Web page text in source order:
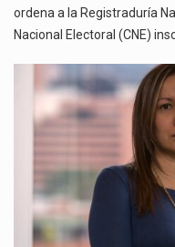
ordena a la Registraduría
Nacional Electoral (CNE)